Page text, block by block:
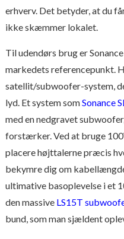
erhverv. Det betyder, at du
ikke skæmmer lokalet.
Til udendørs brug er Sonance
markedets referencepunkt.
satellit/subwoofer-system,
lyd. Et system somSonance
med en nedgravet
forstærker. Ved at bruge
placere højttalerne præcis
bekymre dig om
ultimative basoplevelse i et
den massive LS15T
bund, som man sjældent